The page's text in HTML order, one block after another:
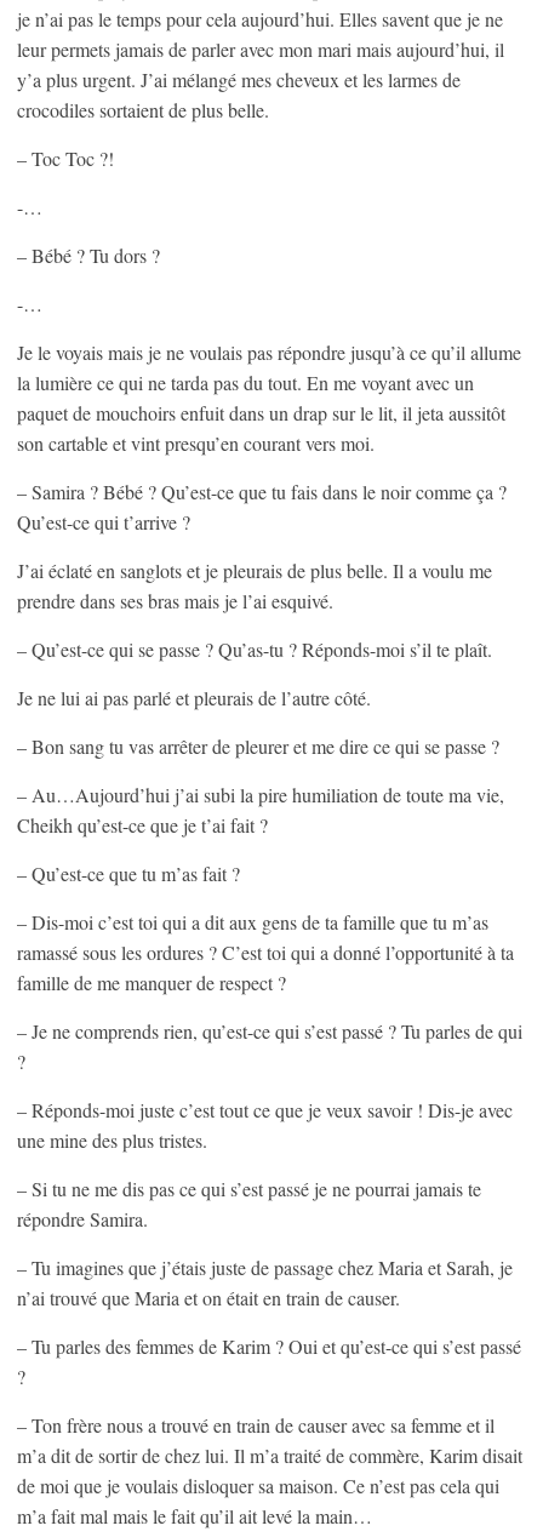
je n’ai pas le temps pour cela aujourd’hui. Elles savent que je ne
leur permets jamais de parler avec mon mari mais aujourd’hui, il
y’a plus urgent. J’ai mélangé mes cheveux et les larmes de
crocodiles sortaient de plus belle.
– Toc Toc ?!
-…
– Bébé ? Tu dors ?
-…
Je le voyais mais je ne voulais pas répondre jusqu’à ce qu’il allume
la lumière ce qui ne tarda pas du tout. En me voyant avec un
paquet de mouchoirs enfuit dans un drap sur le lit, il jeta aussitôt
son cartable et vint presqu’en courant vers moi.
– Samira ? Bébé ? Qu’est-ce que tu fais dans le noir comme ça ?
Qu’est-ce qui t’arrive ?
J’ai éclaté en sanglots et je pleurais de plus belle. Il a voulu me
prendre dans ses bras mais je l’ai esquivé.
– Qu’est-ce qui se passe ? Qu’as-tu ? Réponds-moi s’il te plaît.
Je ne lui ai pas parlé et pleurais de l’autre côté.
– Bon sang tu vas arrêter de pleurer et me dire ce qui se passe ?
– Au…Aujourd’hui j’ai subi la pire humiliation de toute ma vie,
Cheikh qu’est-ce que je t’ai fait ?
– Qu’est-ce que tu m’as fait ?
– Dis-moi c’est toi qui a dit aux gens de ta famille que tu m’as
ramassé sous les ordures ? C’est toi qui a donné l’opportunité à ta
famille de me manquer de respect ?
– Je ne comprends rien, qu’est-ce qui s’est passé ? Tu parles de qui
?
– Réponds-moi juste c’est tout ce que je veux savoir ! Dis-je avec
une mine des plus tristes.
– Si tu ne me dis pas ce qui s’est passé je ne pourrai jamais te
répondre Samira.
– Tu imagines que j’étais juste de passage chez Maria et Sarah, je
n’ai trouvé que Maria et on était en train de causer.
– Tu parles des femmes de Karim ? Oui et qu’est-ce qui s’est passé
?
– Ton frère nous a trouvé en train de causer avec sa femme et il
m’a dit de sortir de chez lui. Il m’a traité de commère, Karim disait
de moi que je voulais disloquer sa maison. Ce n’est pas cela qui
m’a fait mal mais le fait qu’il ait levé la main…